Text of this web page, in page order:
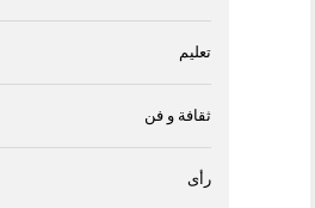
تعليم
ثقافة و فن
رأى